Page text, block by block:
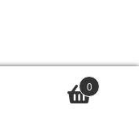
0